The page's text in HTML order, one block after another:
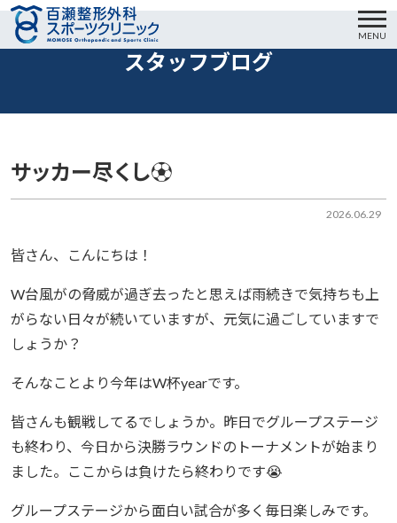
MENU
スタッフブログ
2026.06.29
サッカー尽くし⚽️
皆さん、こんにちは！
W台風がの脅威が過ぎ去ったと思えば雨続きで気持ちも上
がらない日々が続いていますが、元気に過ごしていますで
しょうか？
そんなことより今年はW杯yearです。
皆さんも観戦してるでしょうか。昨日でグループステージ
も終わり、今日から決勝ラウンドのトーナメントが始まり
ました。ここからは負けたら終わりです😭
グループステージから面白い試合が多く毎日楽しみです。